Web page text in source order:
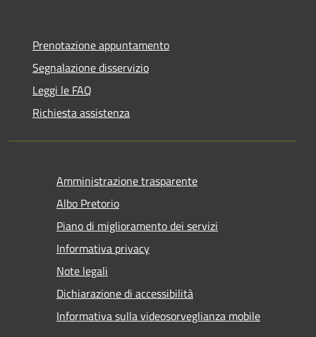
Prenotazione appuntamento
Segnalazione disservizio
Leggi le FAQ
Richiesta assistenza
Amministrazione trasparente
Albo Pretorio
Piano di miglioramento dei servizi
Informativa privacy
Note legali
Dichiarazione di accessibilità
Informativa sulla videosorveglianza mobile